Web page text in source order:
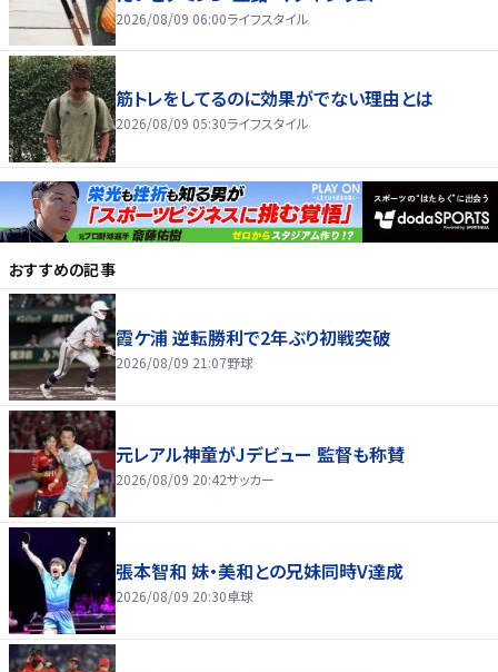
2026/08/09 06:00ライフスタイル
筋トレをしてるのに効果がでない理由とは
2026/08/09 05:30ライフスタイル
おすすめの記事
霞ケ浦 逆転勝利で2年ぶり初戦突破
2026/08/09 21:07野球
元レアル神童がJデビュー 監督も称賛
2026/08/09 20:42サッカー
張本智和 妹・美和との兄妹同時V達成
2026/08/09 20:30卓球